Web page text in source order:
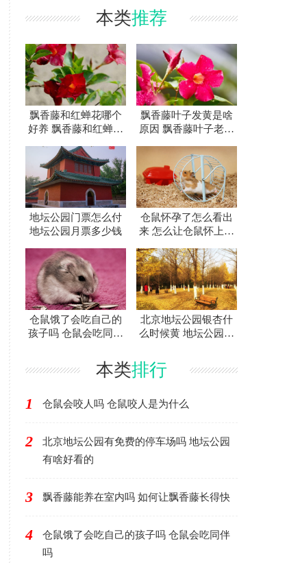
本类推荐
飘香藤和红蝉花哪个
好养 飘香藤和红蝉花
飘香藤叶子发黄是啥
原因 飘香藤叶子老黄
地坛公园门票怎么付
地坛公园月票多少钱
仓鼠怀孕了怎么看出
来 怎么让仓鼠怀上宝
仓鼠饿了会吃自己的
孩子吗 仓鼠会吃同伴
北京地坛公园银杏什
么时候黄 地坛公园银
本类排行
1 仓鼠会咬人吗 仓鼠咬人是为什么
2
北京地坛公园有免费的停车场吗 地坛公园
有啥好看的
3 飘香藤能养在室内吗 如何让飘香藤长得快
4
仓鼠饿了会吃自己的孩子吗 仓鼠会吃同伴
吗